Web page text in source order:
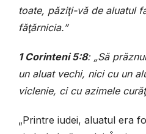
toate, păziţi-vă de aluatul
făţărnicia.”
1 Corinteni 5:8: „Să
un aluat vechi, nici cu un
viclenie, ci cu azimele
„Printre iudei, aluatul era